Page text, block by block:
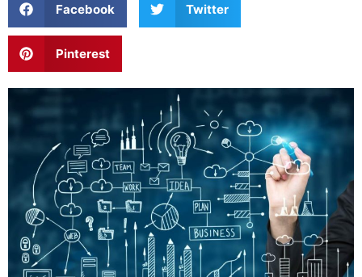
Facebook Twitter
Pinterest